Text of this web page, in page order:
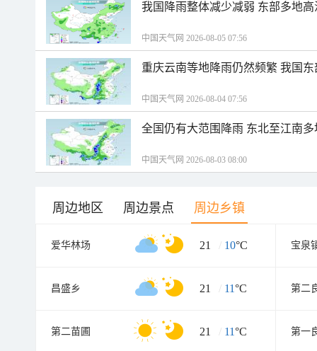
我国降雨整体减少减弱 东部多地
中国天气网 2026-08-05 07:56
重庆云南等地降雨仍然频繁 我国
中国天气网 2026-08-04 07:56
全国仍有大范围降雨 东北至江南
中国天气网 2026-08-03 08:00
周边地区 周边景点 周边乡镇
爱华林场 21 / 10°C 宝泉
昌盛乡 21 / 11°C 第二
第二苗圃 21 / 11°C 第一